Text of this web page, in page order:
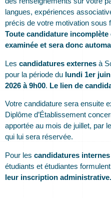
langues, expériences
précis de votre motivation sous
Toute candidature
examinée et sera donc
Les candidatures externes à
pour la période du lundi 1er
2026 à 9h00. Le lien de
Votre candidature sera ensuite
Diplôme d’Établissement
apportée au mois de juillet, par
qui lui sera réservée.
Pour les candidatures internes
étudiants et étudiantes
leur inscription administrative.